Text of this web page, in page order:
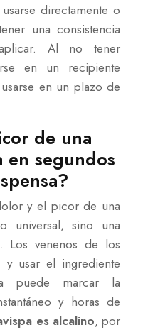
directamente o
una consistencia
Al no tener
en un recipiente
en un plazo de
de una
en segundos
y el picor de una
universal, sino una
Los venenos de los
y usar el ingrediente
puede marcar la
y horas de
es alcalino, por